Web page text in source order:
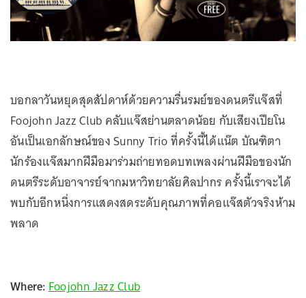
บอกลาวันหยุดสุดสัปดาห์ด้วยความรื่นรมย์ของดนตรีแจ๊สที่
Foojohn Jazz Club คลับแจ๊สย่านตลาดน้อย กับเสียงเปียโน
อันเป็นเอกลักษณ์ของ Sunny Trio ที่ครั้งนี้ได้แน๊ต บัณฑิตา
นักร้องแจ๊สมากฝีมือมาร่วมถ่ายทอดบทเพลงผ่านฝีมือของนัก
ดนตรีระดับอาจารย์จากมหาวิทยาลัยศิลปากร ครั้งนี้เราจะได้
พบกับอีกหนึ่งการแสดงสดระดับคุณภาพที่คอแจ๊สตัวจริงห้าม
พลาด
Where:Foojohn Jazz Club